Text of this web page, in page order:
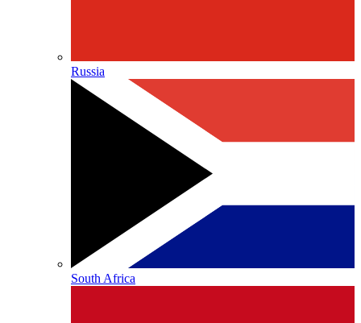
Russia
South Africa